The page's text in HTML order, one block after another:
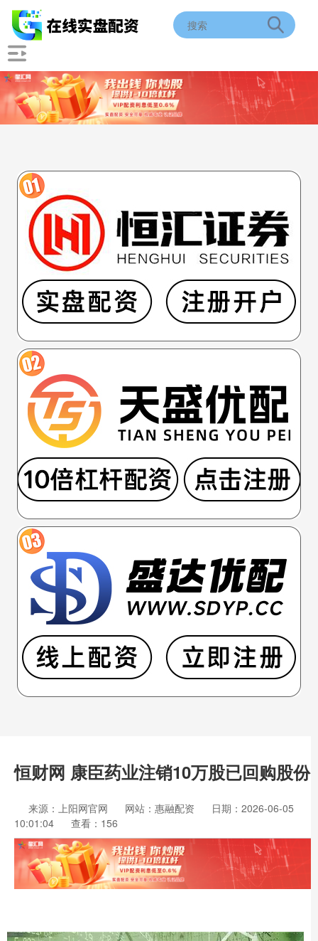
恒财网 康臣药业注销10万股已回购股份
来源：上阳网官网 网站：惠融配资
日期：2026-06-05
10:01:04
查看：156